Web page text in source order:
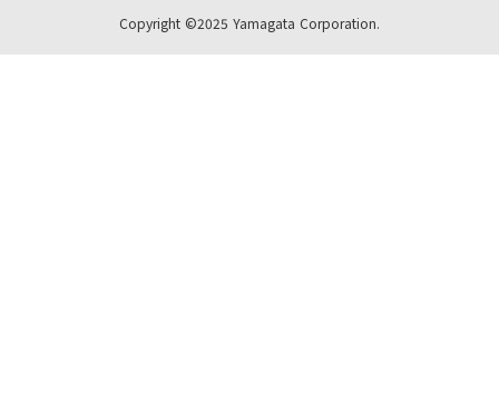
Copyright ©2025 Yamagata Corporation.